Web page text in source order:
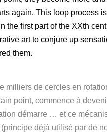
again. This loop process
the first part of the XXth
art to conjure up
them.
milliers de cercles en
point, commence à
démarre … et ce
déjà utilisé par de